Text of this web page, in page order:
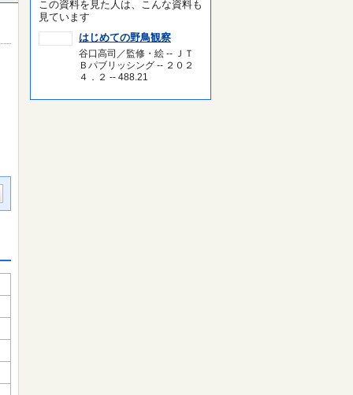
この資料を見た人は、こんな資料も
見ています
はじめての野鳥観察
谷口高司／監修・絵 -- ＪＴ
Ｂパブリッシング -- ２０２
４．２ -- 488.21